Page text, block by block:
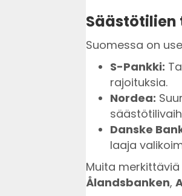
Suomessa on
S-Pankki:
rajoituksia.
Nordea:
Danske
laaja
Muita
Ålandsbanken,